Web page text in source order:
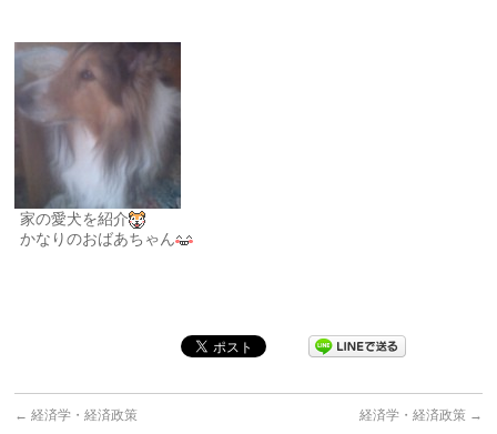
家の愛犬を紹介
かなりのおばあちゃん
← 経済学・経済政策 経済学・経済政策 →